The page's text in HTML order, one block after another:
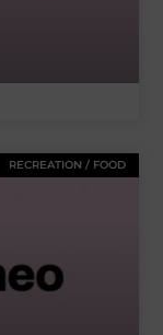
RECREATION / FOOD